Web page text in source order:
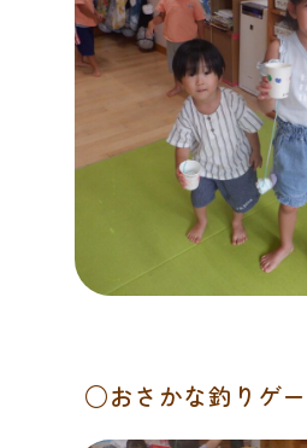
○おさかな釣りゲ